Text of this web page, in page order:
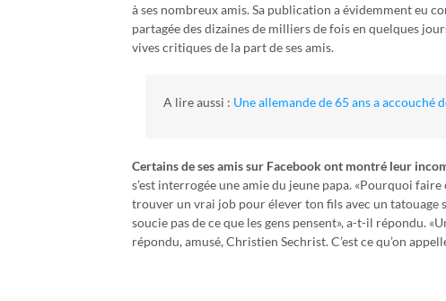
à ses nombreux amis. Sa publication a évidemment eu
partagée des dizaines de milliers de fois en quelques
vives critiques de la part de ses amis.
A lire aussi : Une allemande de 65 ans a accouché
Certains de ses amis sur Facebook ont montré leur
s’est interrogée une amie du jeune papa. «Pourquoi
trouver un vrai job pour élever ton fils avec un tatouage
soucie pas de ce que les gens pensent», a-t-il répondu.
répondu, amusé, Christien Sechrist. C’est ce qu’on